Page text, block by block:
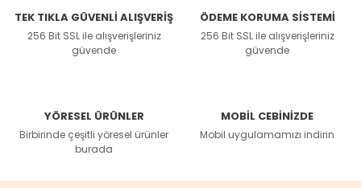
TEK TIKLA GÜVENLİ ALIŞVERİŞ
256 Bit SSL ile alışverişleriniz
güvende
ÖDEME KORUMA SİSTEMİ
256 Bit SSL ile alışverişleriniz
güvende
YÖRESEL ÜRÜNLER
Birbirinde çeşitli yöresel ürünler
burada
MOBİL CEBİNİZDE
Mobil uygulamamızı indirin